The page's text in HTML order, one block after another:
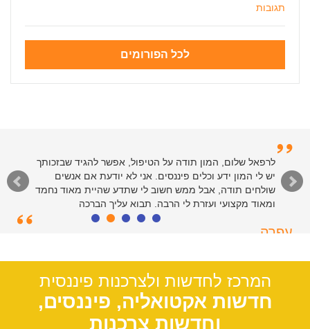
תגובות
לכל הפורומים
לרפאל שלום, המון תודה על הטיפול, אפשר להגיד שבזכותך
יש לי המון ידע וכלים פיננסים. אני לא יודעת אם אנשים
שולחים תודה, אבל ממש חשוב לי שתדע שהיית מאוד נחמד
ומאוד מקצועי ועזרת לי הרבה. תבוא עליך הברכה
עפרה
המרכז לחדשות ולצרכנות פיננסית
חדשות אקטואליה, פיננסים,
וחדשות צרכנות